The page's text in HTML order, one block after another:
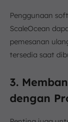
Penggunaan
ScaleOcean
pemesanan
tersedia saat
3.
dengan